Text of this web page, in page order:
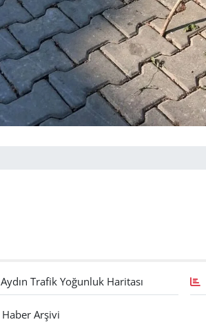
Aydın Trafik Yoğunluk Haritası
Haber Arşivi